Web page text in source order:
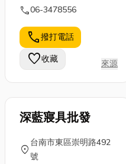
上，第四台並
沒有被取代，
而是悄悄轉
型，走出一條
與串流不同的
路。透過這篇
文...
等
會
自己
材料
料自
DI...
call06-3478556
call撥打電話
favorite收藏 來源
深藍寢具批發
location_on
台南市東區崇明路492
號